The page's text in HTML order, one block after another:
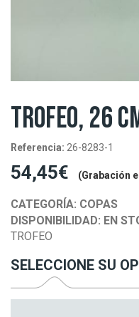
TROFEO, 26
Referencia: 26-8283-1
54,45€ (Grabación
CATEGORÍA: COPAS
DISPONIBILIDAD: EN
TROFEO
SELECCIONE SU